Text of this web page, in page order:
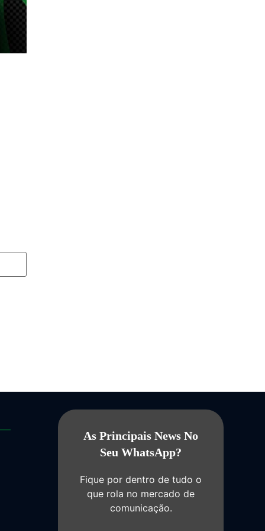
As Principais News No
Seu WhatsApp?
Fique por dentro de tudo o
que rola no mercado de
comunicação.